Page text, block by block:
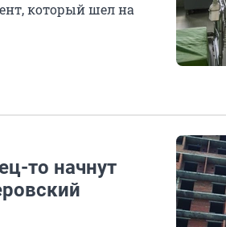
который шел на
то начнут